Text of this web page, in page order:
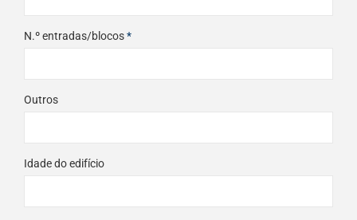
N.º entradas/blocos*
Outros
Idade do edifício